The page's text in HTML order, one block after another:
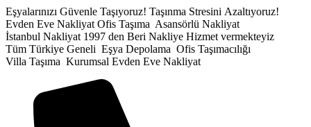
İçeriğe
atla
Eşyalarınızı Güvenle Taşıyoruz! Taşınma Stresini Azaltıyoruz!
Evden Eve Nakliyat Ofis Taşıma Asansörlü Nakliyat
İstanbul Nakliyat 1997 den Beri Nakliye Hizmet vermekteyiz
Tüm Türkiye Geneli Eşya Depolama Ofis Taşımacılığı
Villa Taşıma Kurumsal Evden Eve Nakliyat